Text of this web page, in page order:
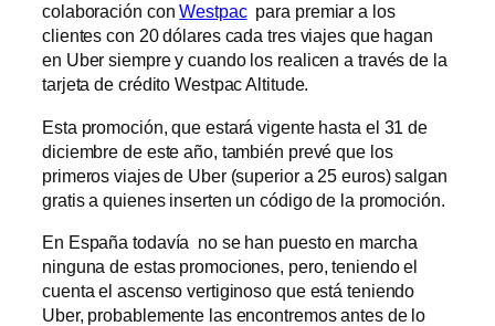
colaboración conWestpacpara premiar a los
clientes con 20 dólares cada tres viajes que hagan
en Uber siempre y cuando los realicen a través de la
tarjeta de crédito Westpac Altitude.
Esta promoción, que estará vigente hasta el 31 de
diciembre de este año, también prevé que los
primeros viajes de Uber (superior a 25 euros) salgan
gratis a quienes inserten un código de la promoción.
En España todavía no se han puesto en marcha
ninguna de estas promociones, pero, teniendo el
cuenta el ascenso vertiginoso que está teniendo
Uber, probablemente las encontremos antes de lo